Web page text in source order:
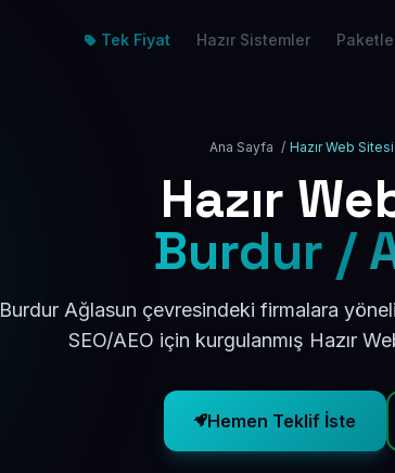
Tek Fiyat Hazır Sistemler
Ana Sayfa / Hazır Web Sitesi
Hazır
Burdur /
Burdur Ağlasun çevresindeki firmalara
SEO/AEO için kurgulanmış Hazır
Hemen Teklif İste